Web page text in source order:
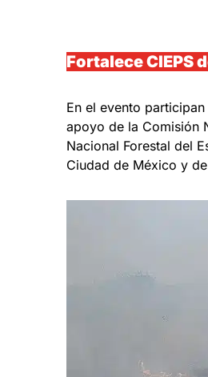
Fortalece CIEPS
En el evento
apoyo de la Comisión
Nacional Forestal del
Ciudad de México y